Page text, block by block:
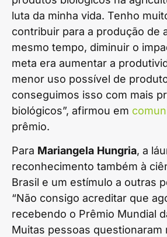
luta da minha vida. Tenho
contribuir para a produção de
mesmo tempo, diminuir o
meta era aumentar a
menor uso possível de
conseguimos isso com mais
biológicos”, afirmou em
prêmio.
Para Mariangela Hungria, a
reconhecimento também à
Brasil e um estímulo a outras
“Não consigo acreditar que
recebendo o Prêmio Mundial
Muitas pessoas questionaram